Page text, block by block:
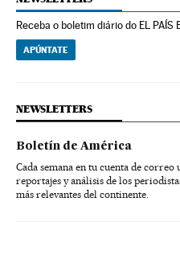
Receba o boletim diário do EL PAÍS
APÚNTATE
NEWSLETTERS
Boletín de América
Cada semana en tu cuenta de correo
reportajes y análisis de los
más relevantes del continente.